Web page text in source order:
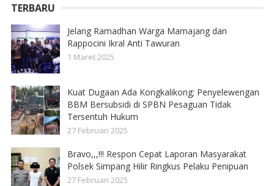
TERBARU
Jelang Ramadhan Warga Mamajang dan
Rappocini Ikral Anti Tawuran
1 Maret 2025
Kuat Dugaan Ada Kongkalikong; Penyelewengan
BBM Bersubsidi di SPBN Pesaguan Tidak
Tersentuh Hukum
27 Februari 2025
Bravo,,,!!! Respon Cepat Laporan Masyarakat
Polsek Simpang Hilir Ringkus Pelaku Penipuan
27 Februari 2025